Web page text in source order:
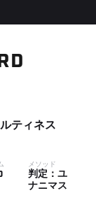
ティネス
メソッド
判定：ユ
ナニマス